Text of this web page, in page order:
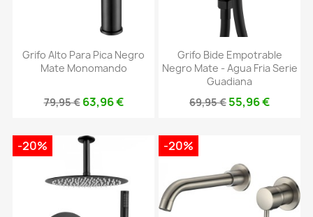
Grifo Alto Para Pica Negro
Mate Monomando
79,95 € 63,96 €
Grifo Bide Empotrable
Negro Mate - Agua Fria Serie
Guadiana
69,95 € 55,96 €
-20% -20%